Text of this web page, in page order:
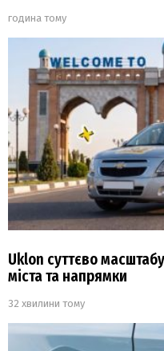
година тому
Uklon суттєво
міста та напрямки
32 хвилини тому